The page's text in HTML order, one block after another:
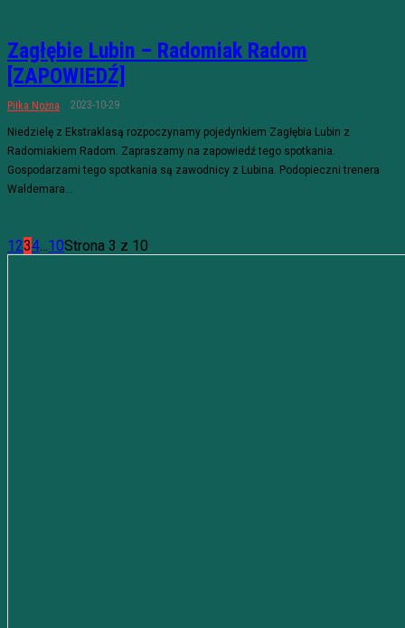
Zagłębie Lubin – Radomiak Radom
[ZAPOWIEDŹ]
Piłka Nożna 2023-10-29
Niedzielę z Ekstraklasą rozpoczynamy pojedynkiem Zagłębia Lubin z
Radomiakiem Radom. Zapraszamy na zapowiedź tego spotkania.
Gospodarzami tego spotkania są zawodnicy z Lubina. Podopieczni trenera
Waldemara...
1234...10Strona 3 z 10